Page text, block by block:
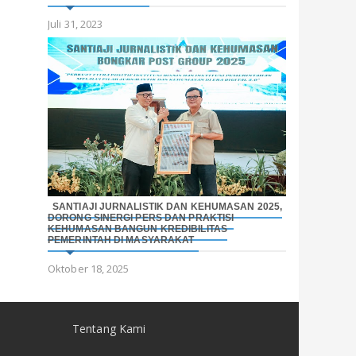
Juli 31, 2023
SANTIAJI JURNALISTIK DAN KEHUMASAN 2025,
DORONG SINERGI PERS DAN PRAKTISI
KEHUMASAN BANGUN KREDIBILITAS
PEMERINTAH DI MASYARAKAT
Oktober 18, 2025
Tentang Kami